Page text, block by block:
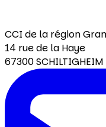
CCI de la région
14 rue de la Haye
67300 SCHILTIGHEIM